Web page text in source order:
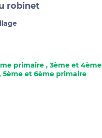
robinet
primaire,3ème et 4ème
5ème et 6ème primaire